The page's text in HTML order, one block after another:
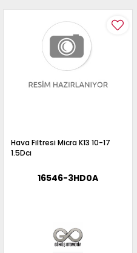
Hava Filtresi Micra K13 10-17
1.5Dcı
16546-3HD0A